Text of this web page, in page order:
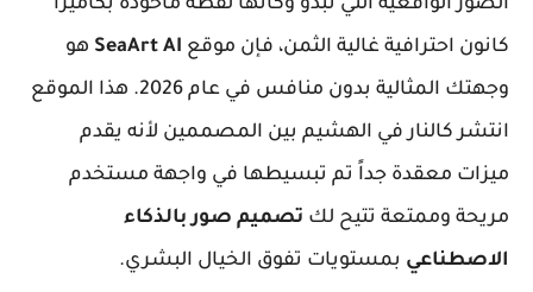
الصور الواقعية التي تبدو وكأنها لقطة مأخوذة بكاميرا
كانون احترافية غالية الثمن، فإن موقع SeaArt AI هو
وجهتك المثالية بدون منافس في عام 2026. هذا الموقع
انتشر كالنار في الهشيم بين المصممين لأنه يقدم
ميزات معقدة جداً تم تبسيطها في واجهة مستخدم
مريحة وممتعة تتيح لك تصميم صور بالذكاء
الاصطناعي بمستويات تفوق الخيال البشري.